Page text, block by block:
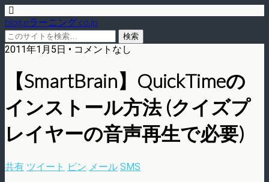
blog.eラーニング.co.jp
2011年1月5日 • コメントなし
【SmartBrain】QuickTimeの
インストール方法 (クイズプ
レイヤーの音声再生で必要)
共有 ツイート ピン メール SMS